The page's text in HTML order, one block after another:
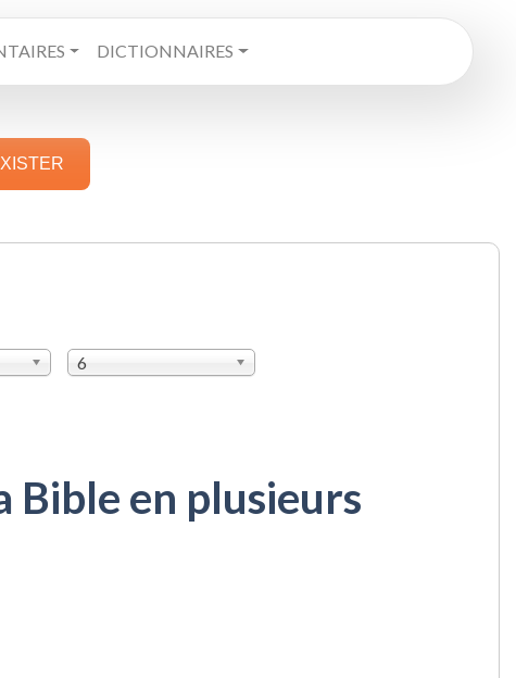
DICTIONNAIRES
6
Bible en plusieurs